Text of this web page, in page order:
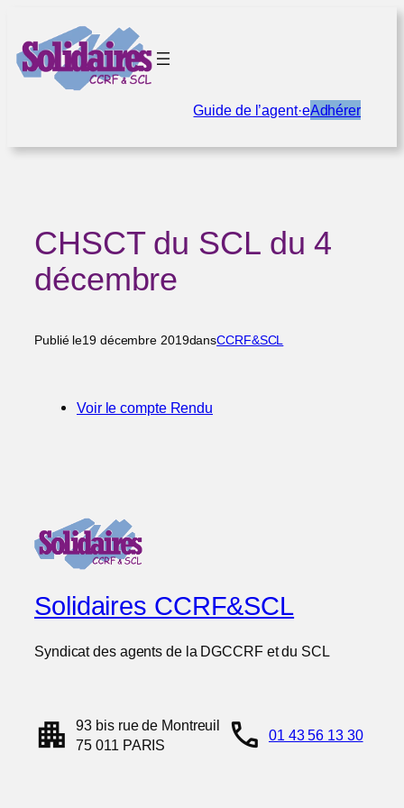
contenu
Guide de l’agent·eAdhérer
CHSCT du SCL du 4
décembre
Publié le19 décembre 2019dansCCRF&SCL
Voir le compte Rendu
Solidaires CCRF&SCL
Syndicat des agents de la DGCCRF et du SCL
apartment
93 bis rue de Montreuil
75 011 PARIS
call 01 43 56 13 30